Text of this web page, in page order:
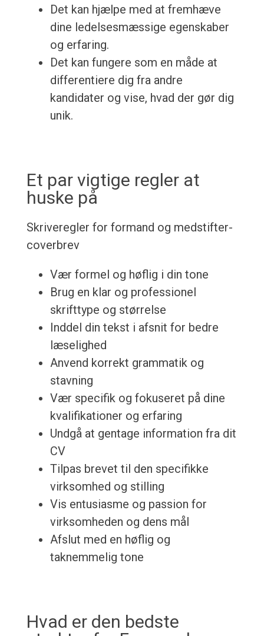
Det kan hjælpe med at fremhæve
dine ledelsesmæssige egenskaber
og erfaring.
Det kan fungere som en måde at
differentiere dig fra andre
kandidater og vise, hvad der gør dig
unik.
Et par vigtige regler at
huske på
Skriveregler for formand og medstifter-
coverbrev
Vær formel og høflig i din tone
Brug en klar og professionel
skrifttype og størrelse
Inddel din tekst i afsnit for bedre
læselighed
Anvend korrekt grammatik og
stavning
Vær specifik og fokuseret på dine
kvalifikationer og erfaring
Undgå at gentage information fra dit
CV
Tilpas brevet til den specifikke
virksomhed og stilling
Vis entusiasme og passion for
virksomheden og dens mål
Afslut med en høflig og
taknemmelig tone
Hvad er den bedste